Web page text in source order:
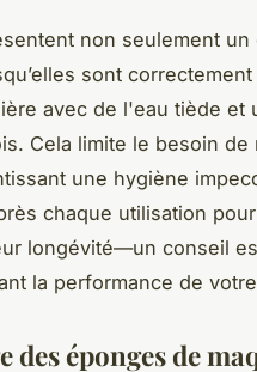
non seulement un
sont
avec de l'eau tiède et
Cela limite le besoin
une hygiène
chaque utilisation
longévité—un conseil
la performance de
des éponges de